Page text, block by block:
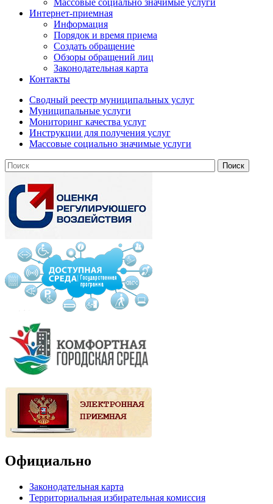
Массовые социально значимые услуги
Интернет-приемная
Информация
Порядок и время приема
Создать обращение
Обзоры обращений лиц
Законодательная карта
Контакты
Сводный реестр муниципальных услуг
Муниципальные услуги
Мониторинг качества услуг
Инструкции для получения услуг
Массовые социально значимые услуги
Официально
Законодательная карта
Территориальная избирательная комиссия